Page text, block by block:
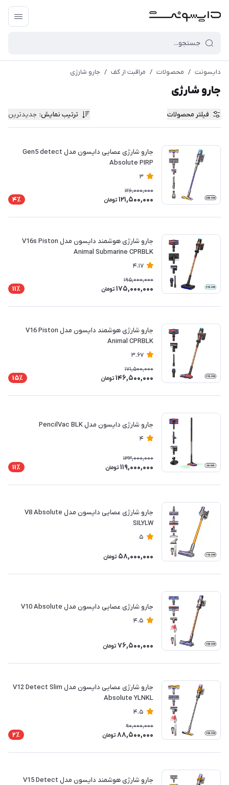
دایسونت / محصولات / مراقبت از کف / جارو شارژی
جارو شارژی
فیلتر محصولات ترتیب نمایش: جدیدترین
جارو شارژی عصایی دایسون مدل Gen5 detect
Absolute PIRP
3
126,000,000
121,500,000 تومان 4٪
جارو شارژی هوشمند دایسون مدل V16s Piston
Animal Submarine CPRBLK
4.17
195,000,000
175,000,000 تومان 11٪
جارو شارژی هوشمند دایسون مدل V16 Piston
Animal CPRBLK
3.67
171,500,000
146,500,000 تومان 15٪
جارو شارژی دایسون مدل PencilVac BLK
4
133,000,000
119,000,000 تومان 11٪
جارو شارژی عصایی دایسون مدل V8 Absolute
SILYLW
5
58,000,000 تومان
جارو شارژی عصایی دایسون مدل V10 Absolute
4.5
76,500,000 تومان
جارو شارژی عصایی دایسون مدل V12 Detect Slim
Absolute YLNKL
4.5
90,000,000
88,500,000 تومان 2٪
جارو شارژی هوشمند دایسون مدل V15 Detect